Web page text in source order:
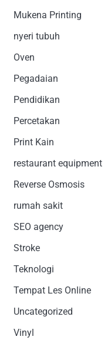
Mukena Printing
nyeri tubuh
Oven
Pegadaian
Pendidikan
Percetakan
Print Kain
restaurant equipment
Reverse Osmosis
rumah sakit
SEO agency
Stroke
Teknologi
Tempat Les Online
Uncategorized
Vinyl